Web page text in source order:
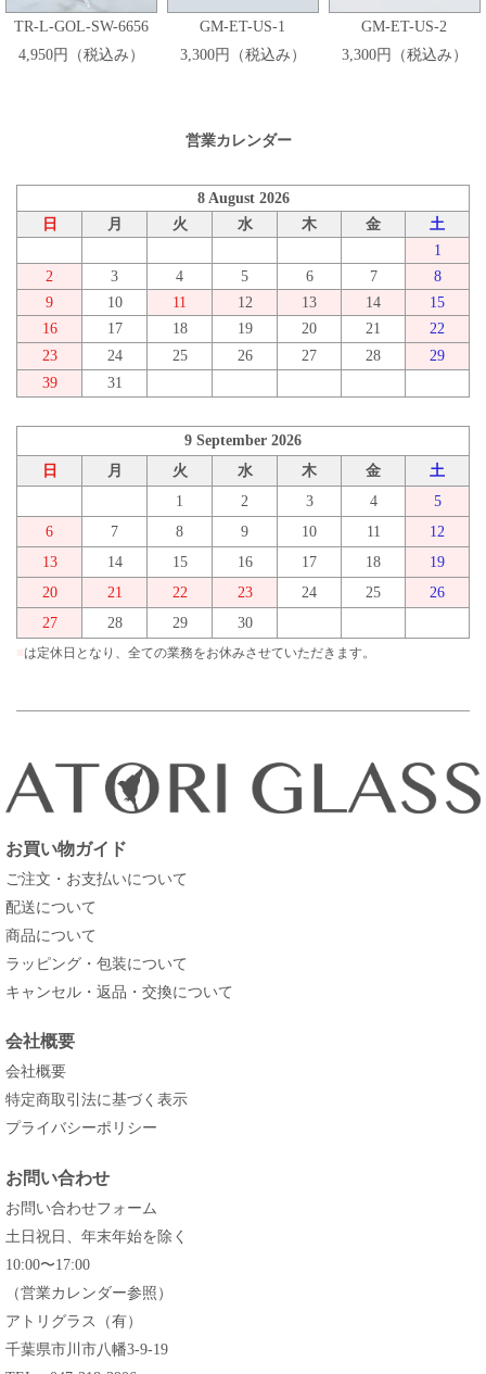
TR-L-GOL-SW-6656
4,950円（税込み）
GM-ET-US-1
3,300円（税込み）
GM-ET-US-2
3,300円（税込み）
営業カレンダー
8 August 2026
日
月 火 水 木 金
土
1
2
3 4 5 6 7
8
9
10 11 12 13 14
15
16
17 18 19 20 21
22
23
24 25 26 27 28
29
39
31
9 September 2026
日
月 火 水 木 金
土
1
2 3 4
5
6
7 8 9 10 11
12
13
14 15 16 17 18
19
20
21 22 23 24 25
26
27
28 29 30
は定休日となり、全ての業務をお休みさせていただきます。
お買い物ガイド
ご注文・お支払いについて
配送について
商品について
ラッピング・包装について
キャンセル・返品・交換について
会社概要
会社概要
特定商取引法に基づく表示
プライバシーポリシー
お問い合わせ
お問い合わせフォーム
土日祝日、年末年始を除く
10:00〜17:00
（営業カレンダー参照）
アトリグラス（有）
千葉県市川市八幡3-9-19